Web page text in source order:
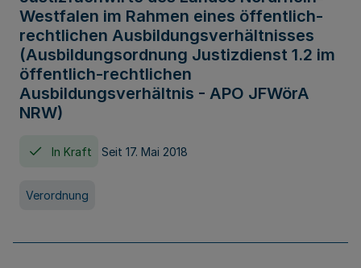
Westfalen im Rahmen eines öffentlich-
rechtlichen Ausbildungsverhältnisses
(Ausbildungsordnung Justizdienst 1.2 im
öffentlich-rechtlichen
Ausbildungsverhältnis - APO JFWörA
NRW)
In Kraft Seit 17. Mai 2018
Verordnung